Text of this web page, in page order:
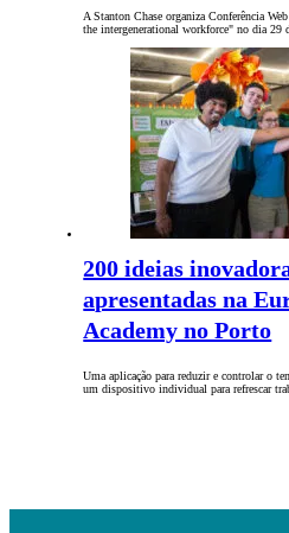
A Stanton Chase organiza Conferência
the intergenerational workforce" no dia
200 ideias
apresentadas na
Academy no Porto
Uma aplicação para reduzir e controlar o
um dispositivo individual para refrescar